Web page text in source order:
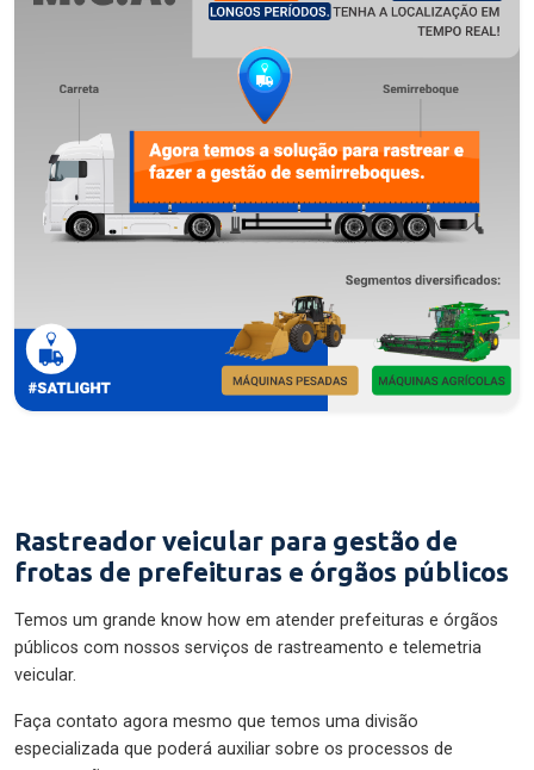
Rastreador veicular para gestão de
frotas de prefeituras e órgãos públicos
Temos um grande know how em atender prefeituras e órgãos
públicos com nossos serviços de rastreamento e telemetria
veicular.
Faça contato agora mesmo que temos uma divisão
especializada que poderá auxiliar sobre os processos de